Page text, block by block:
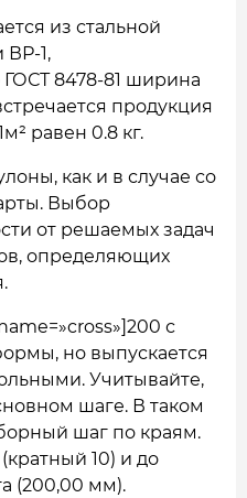
из стальной
ВР-1,
ГОСТ 8478-81 ширина
продукция
равен 0.8 кг.
как и в случае со
Выбор
от решаемых задач
определяющих
с
но выпускается
Учитывайте,
шаге. В таком
шаг по краям.
10) и до
(200,00 мм).